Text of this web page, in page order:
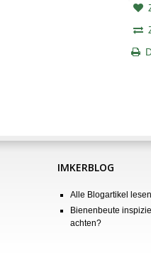
IMKERBLOG
Alle Blogartikel lesen
Bienenbeute
achten?